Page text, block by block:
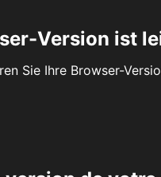
Version ist
Sie Ihre Browser-